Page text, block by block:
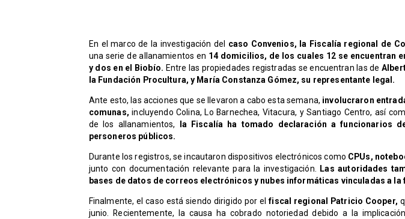
En el marco de la investigación del caso Convenios, la Fiscalía regional de
una serie de allanamientos en 14 domicilios, de los cuales 12 se encuentran
y dos en el Biobío. Entre las propiedades registradas se encuentran las de
la Fundación Procultura, y María Constanza Gómez, su representante legal.
Ante esto, las acciones que se llevaron a cabo esta semana, involucraron
comunas, incluyendo Colina, Lo Barnechea, Vitacura, y Santiago Centro, así
de los allanamientos,
la Fiscalía ha tomado declaración a funcionarios
personeros públicos.
Durante los registros, se incautaron dispositivos electrónicos como CPUs,
junto con documentación relevante para la investigación.
Las autoridades
bases de datos de correos electrónicos y nubes informáticas vinculadas a la
Finalmente, el caso está siendo dirigido por el fiscal regional Patricio Cooper,
junio. Recientemente, la causa ha cobrado notoriedad debido a la